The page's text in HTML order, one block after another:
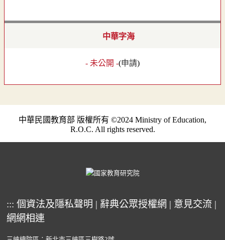
中華字海
- 未公開 -(申請)
中華民國教育部 版權所有 ©2024 Ministry of Education,
R.O.C. All rights reserved.
::: 個資法及隱私聲明 | 辭典公眾授權網 | 意見交流 |
網網相連